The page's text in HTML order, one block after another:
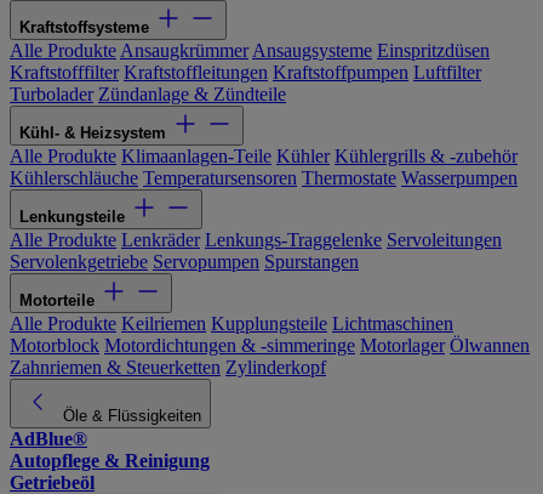
Kraftstoffsysteme
Alle Produkte Ansaugkrümmer Ansaugsysteme Einspritzdüsen
Kraftstofffilter Kraftstoffleitungen Kraftstoffpumpen Luftfilter
Turbolader Zündanlage & Zündteile
Kühl- & Heizsystem
Alle Produkte Klimaanlagen-Teile Kühler Kühlergrills & -zubehör
Kühlerschläuche Temperatursensoren Thermostate Wasserpumpen
Lenkungsteile
Alle Produkte Lenkräder Lenkungs-Traggelenke Servoleitungen
Servolenkgetriebe Servopumpen Spurstangen
Motorteile
Alle Produkte Keilriemen Kupplungsteile Lichtmaschinen
Motorblock Motordichtungen & -simmeringe Motorlager Ölwannen
Zahnriemen & Steuerketten Zylinderkopf
Öle & Flüssigkeiten
AdBlue®
Autopflege & Reinigung
Getriebeöl